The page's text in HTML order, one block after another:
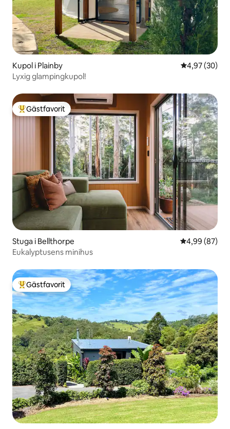
Kupol i Plainby 4,97 av 5 i
4,97 (30)
Lyxig glampingkupol!
Populär gästfavorit
Gästfavorit
Stuga i Bellthorpe 4,99 av 5 i
4,99 (87)
Eukalyptusens minihus
Populär gästfavorit
Gästfavorit